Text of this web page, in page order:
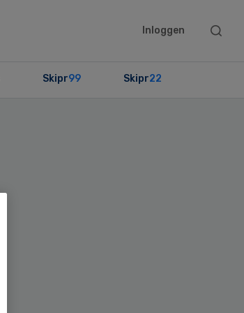
Inloggen
Search
Skipr99 Skipr22